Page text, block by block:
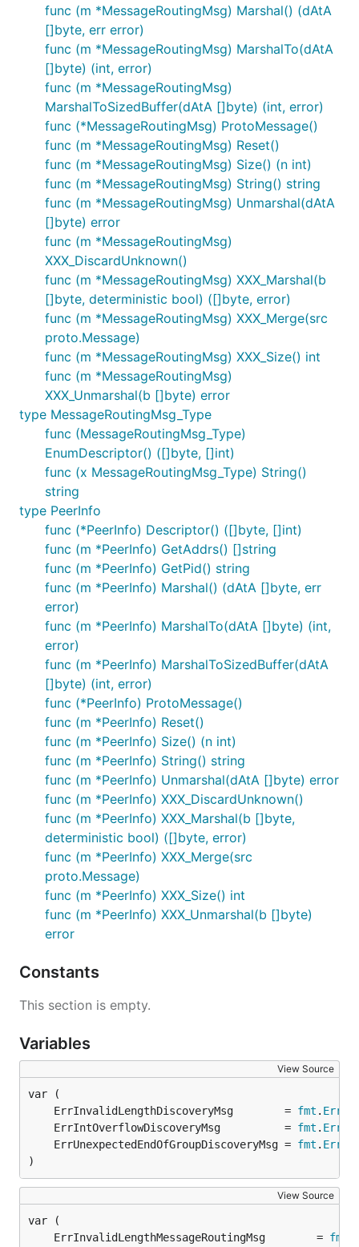
func (m *MessageRoutingMsg) Marshal() (dAtA
[]byte, err error)
func (m *MessageRoutingMsg) MarshalTo(dAtA
[]byte) (int, error)
func (m *MessageRoutingMsg)
MarshalToSizedBuffer(dAtA []byte) (int, error)
func (*MessageRoutingMsg) ProtoMessage()
func (m *MessageRoutingMsg) Reset()
func (m *MessageRoutingMsg) Size() (n int)
func (m *MessageRoutingMsg) String() string
func (m *MessageRoutingMsg) Unmarshal(dAtA
[]byte) error
func (m *MessageRoutingMsg)
XXX_DiscardUnknown()
func (m *MessageRoutingMsg) XXX_Marshal(b
[]byte, deterministic bool) ([]byte, error)
func (m *MessageRoutingMsg) XXX_Merge(src
proto.Message)
func (m *MessageRoutingMsg) XXX_Size() int
func (m *MessageRoutingMsg)
XXX_Unmarshal(b []byte) error
type MessageRoutingMsg_Type
func (MessageRoutingMsg_Type)
EnumDescriptor() ([]byte, []int)
func (x MessageRoutingMsg_Type) String()
string
type PeerInfo
func (*PeerInfo) Descriptor() ([]byte, []int)
func (m *PeerInfo) GetAddrs() []string
func (m *PeerInfo) GetPid() string
func (m *PeerInfo) Marshal() (dAtA []byte, err
error)
func (m *PeerInfo) MarshalTo(dAtA []byte) (int,
error)
func (m *PeerInfo) MarshalToSizedBuffer(dAtA
[]byte) (int, error)
func (*PeerInfo) ProtoMessage()
func (m *PeerInfo) Reset()
func (m *PeerInfo) Size() (n int)
func (m *PeerInfo) String() string
func (m *PeerInfo) Unmarshal(dAtA []byte) error
func (m *PeerInfo) XXX_DiscardUnknown()
func (m *PeerInfo) XXX_Marshal(b []byte,
deterministic bool) ([]byte, error)
func (m *PeerInfo) XXX_Merge(src
proto.Message)
func (m *PeerInfo) XXX_Size() int
func (m *PeerInfo) XXX_Unmarshal(b []byte)
error
Constants
This section is empty.
Variables
View Source
	ErrInvalidLengthDiscoveryMsg        =
fmt .
	ErrIntOverflowDiscoveryMsg          =
fmt .
	ErrUnexpectedEndOfGroupDiscoveryMsg =
fmt .
)
View Source
	ErrInvalidLengthMessageRoutingMsg        =
fmt